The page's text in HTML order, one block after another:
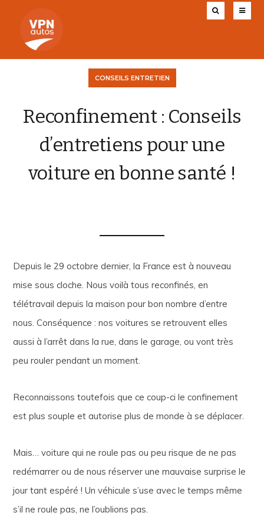
CONSEILS ENTRETIEN
Reconfinement : Conseils
d’entretiens pour une
voiture en bonne santé !
Depuis le 29 octobre dernier, la France est à nouveau
mise sous cloche. Nous voilà tous reconfinés, en
télétravail depuis la maison pour bon nombre d’entre
nous. Conséquence : nos voitures se retrouvent elles
aussi à l’arrêt dans la rue, dans le garage, ou vont très
peu rouler pendant un moment.
Reconnaissons toutefois que ce coup-ci le confinement
est plus souple et autorise plus de monde à se déplacer.
Mais… voiture qui ne roule pas ou peu risque de ne pas
redémarrer ou de nous réserver une mauvaise surprise le
jour tant espéré ! Un véhicule s’use avec le temps même
s’il ne roule pas, ne l’oublions pas.